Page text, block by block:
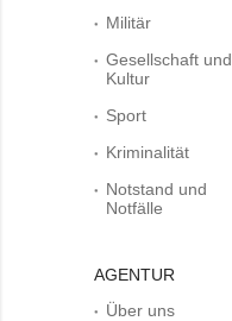
Militär
Gesellschaft und
Kultur
Sport
Kriminalität
Notstand und
Notfälle
AGENTUR
Über uns